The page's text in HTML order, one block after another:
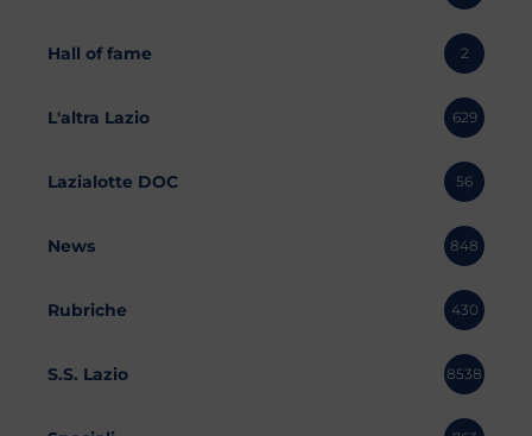
Hall of fame 2
L'altra Lazio 629
Lazialotte DOC 56
News 848
Rubriche 430
S.S. Lazio 8538